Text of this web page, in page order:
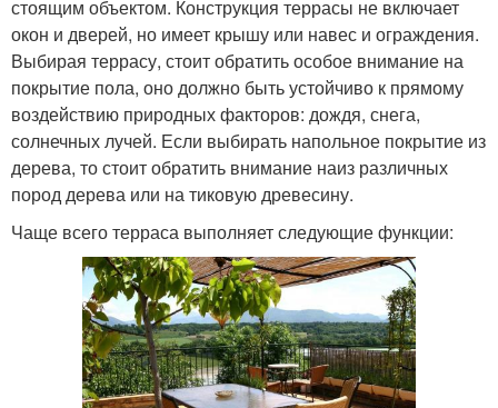
стоящим объектом. Конструкция террасы не включает
окон и дверей, но имеет крышу или навес и ограждения.
Выбирая террасу, стоит обратить особое внимание на
покрытие пола, оно должно быть устойчиво к прямому
воздействию природных факторов: дождя, снега,
солнечных лучей. Если выбирать напольное покрытие из
дерева, то стоит обратить внимание наиз различных
пород дерева или на тиковую древесину.
Чаще всего терраса выполняет следующие функции: